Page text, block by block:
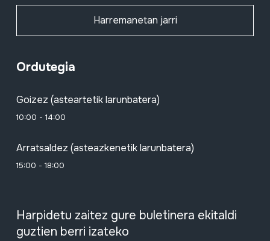
Harremanetan jarri
Ordutegia
Goizez (asteartetik larunbatera)
10:00 - 14:00
Arratsaldez (asteazkenetik larunbatera)
15:00 - 18:00
Harpidetu zaitez gure buletinera ekitaldi
guztien berri izateko